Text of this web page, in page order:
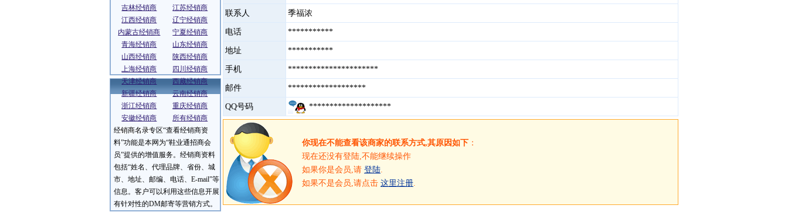
吉林经销商
江苏经销商
江西经销商
辽宁经销商
内蒙古经销商
宁夏经销商
青海经销商
山东经销商
山西经销商
陕西经销商
上海经销商
四川经销商
天津经销商
西藏经销商
新疆经销商
云南经销商
浙江经销商
重庆经销商
安徽经销商
所有经销商
服务介绍
经销商名录专区“查看经销商资
料”功能是本网为“鞋业通招商会
员”提供的增值服务。经销商资料
包括“姓名、代理品牌、省份、城
市、地址、邮编、电话、E-mail”等
信息。客户可以利用这些信息开展
有针对性的DM邮寄等营销方式。
联系人 季福浓
电话 ***********
地址 ***********
手机 **********************
邮件 *******************
QQ号码 ********************
你现在不能查看该商家的联系方式,其原因如下 ：
现在还没有登陆,不能继续操作
如果你是会员,请 登陆.
如果不是会员,请点击 这里注册.